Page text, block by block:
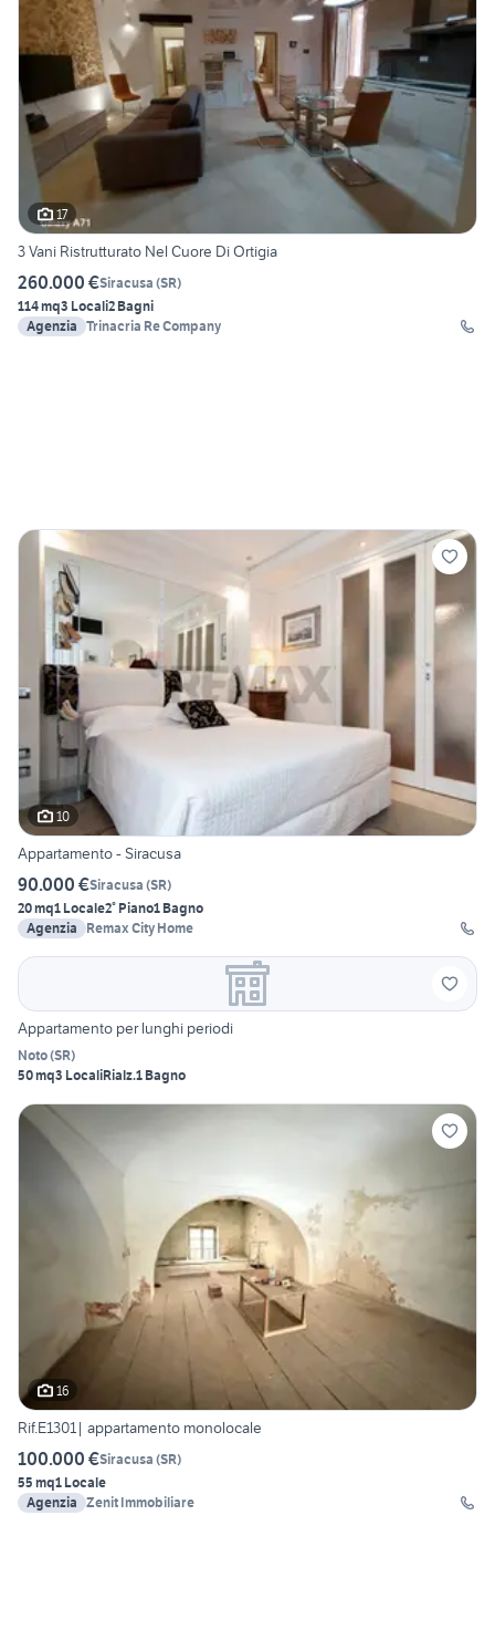
17
3 Vani Ristrutturato Nel Cuore Di Ortigia
260.000 €Siracusa (SR)
114 mq3 Locali2 Bagni
Agenzia Trinacria Re Company
10
Appartamento - Siracusa
90.000 €Siracusa (SR)
20 mq1 Locale2° Piano1 Bagno
Agenzia
Remax City Home
Appartamento per lunghi periodi
Noto(SR)
50 mq3 LocaliRialz.1 Bagno
16
Rif.E1301| appartamento monolocale
100.000 €Siracusa (SR)
55 mq1 Locale
Agenzia Zenit Immobiliare